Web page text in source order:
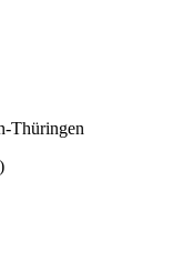
Thüringen